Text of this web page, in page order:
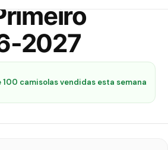
2027
100 camisolas vendidas esta semana